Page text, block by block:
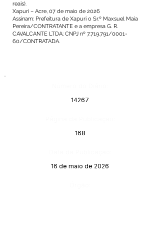
reais).
Xapuri – Acre, 07 de maio de 2026
Assinam: Prefeitura de Xapuri o Sr.º Maxsuel Maia
Pereira/CONTRATANTE e a empresa G. R.
CAVALCANTE LTDA; CNPJ nº 7.719.791/0001-
60/CONTRATADA.
14267
168
16 de maio de 2026